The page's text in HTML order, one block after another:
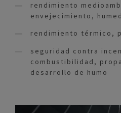
rendimiento
envejecimiento,
rendimiento térmico,
seguridad contra
combustibilidad,
desarrollo de humo